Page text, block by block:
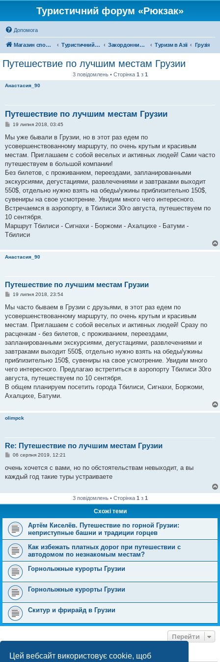
Цей вебсайт використовує cookie, щоб
Туристичний форум «Рюкзак»
Допомога
Магазин спорядження Туристичний форум «Рюкзак» Закордонний туризм Туризм в Азії Грузія
Путешествие по лучшим местам Грузии
3 повідомлень • Сторінка 1 з 1
Анастасия_90
Путешествие по лучшим местам Грузии
П
в
д
о
л
е
н
я
19 липня 2018, 03:45
Мы уже бывали в Грузии, но в этот раз едем по
усовершенствованному маршруту, по очень крутым и красивым
местам. Приглашаем с собой веселых и активных людей! Сами часто
путешествуем в большой компании!
Без билетов, с проживанием, переездами, запланированными
экскурсиями, дегустациями, развлечениями и завтраками выходит
550$, отдельно нужно взять на обеды/ужины приблизительно 150$,
сувениры на свое усмотрение. Увидим много чего интересного.
Встречаемся в аэропорту, в Тбилиси 30го августа, путешествуем по
10 сентября.
Маршрут Тбилиси - Сигнахи - Боржоми - Ахалцихе - Батуми -
Тбилиси
Анастасия_90
Путешествие по лучшим местам Грузии
П
в
д
о
л
е
н
я
19 липня 2018, 23:54
Мы часто бываем в Грузии с друзьями, в этот раз едем по
усовершенствованному маршруту, по очень крутым и красивым
местам. Приглашаем с собой веселых и активных людей! Сразу по
расценкам - без билетов, с проживанием, переездами,
запланированными экскурсиями, дегустациями, развлечениями и
завтраками выходит 550$, отдельно нужно взять на обеды/ужины
приблизительно 150$, сувениры на свое усмотрение. Увидим много
чего интересного. Предлагаю встретиться в аэропорту Тбилиси 30го
августа, путешествуем по 10 сентября.
В общем планируем посетить города Тбилиси, Сигнахи, Боржоми,
Ахалцихе, Батуми.
olimpck
Re: Путешествие по лучшим местам Грузии
П
в
д
я
06 серпня 2019, 12:21
очень хочется с вами, но по обстоятельствам невыходит, а вы
каждый год такие туры устраиваете
3 повідомлень • Сторінка 1 з 1
Схожі теми
Артём Киселёв. Путешествие по горной Грузии:
неприступные башни и традиции горцев
Как избежать платных дорог при путешествии с
автодомом по незнакомым местам?
Горнолыжные курорты Грузии
Горнолыжные курорты Грузии
Скитур и фрирайд в Грузии
Перейти
ХТО ЗАРАЗ ОНЛАЙН